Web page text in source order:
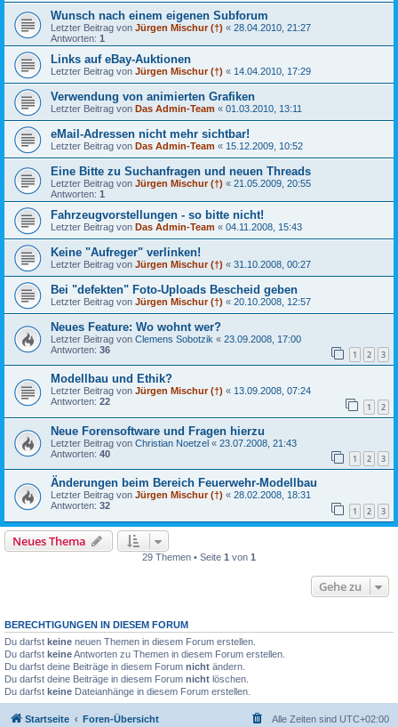
Wunsch nach einem eigenen Subforum
Letzter Beitrag von Jürgen Mischur (†) « 28.04.2010, 21:27
Antworten: 1
Links auf eBay-Auktionen
Letzter Beitrag von Jürgen Mischur (†) « 14.04.2010, 17:29
Verwendung von animierten Grafiken
Letzter Beitrag von Das Admin-Team « 01.03.2010, 13:11
eMail-Adressen nicht mehr sichtbar!
Letzter Beitrag von Das Admin-Team « 15.12.2009, 10:52
Eine Bitte zu Suchanfragen und neuen Threads
Letzter Beitrag von Jürgen Mischur (†) « 21.05.2009, 20:55
Antworten: 1
Fahrzeugvorstellungen - so bitte nicht!
Letzter Beitrag von Das Admin-Team « 04.11.2008, 15:43
Keine "Aufreger" verlinken!
Letzter Beitrag von Jürgen Mischur (†) « 31.10.2008, 00:27
Bei "defekten" Foto-Uploads Bescheid geben
Letzter Beitrag von Jürgen Mischur (†) « 20.10.2008, 12:57
Neues Feature: Wo wohnt wer?
Letzter Beitrag von Clemens Sobotzik « 23.09.2008, 17:00
Antworten: 36 1 2 3
Modellbau und Ethik?
Letzter Beitrag von Jürgen Mischur (†) « 13.09.2008, 07:24
Antworten: 22 1 2
Neue Forensoftware und Fragen hierzu
Letzter Beitrag von Christian Noetzel « 23.07.2008, 21:43
Antworten: 40 1 2 3
Änderungen beim Bereich Feuerwehr-Modellbau
Letzter Beitrag von Jürgen Mischur (†) « 28.02.2008, 18:31
Antworten: 32 1 2 3
Neues Thema
29 Themen • Seite 1 von 1
Gehe zu
BERECHTIGUNGEN IN DIESEM FORUM
Du darfst keine neuen Themen in diesem Forum erstellen.
Du darfst keineAntworten zu Themen in diesem Forum erstellen.
Du darfst deine Beiträge in diesem Forum nicht ändern.
Du darfst deine Beiträge in diesem Forum nicht löschen.
Du darfst keine Dateianhänge in diesem Forum erstellen.
Startseite Foren-Übersicht Alle Zeiten sind UTC+02:00